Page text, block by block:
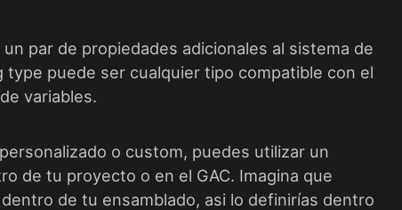
par de propiedades adicionales al sistema de
type puede ser cualquier tipo compatible con el
variables.
o custom, puedes utilizar un
de tu proyecto o en el GAC. Imagina que
de tu ensamblado, asi lo definirías dentro